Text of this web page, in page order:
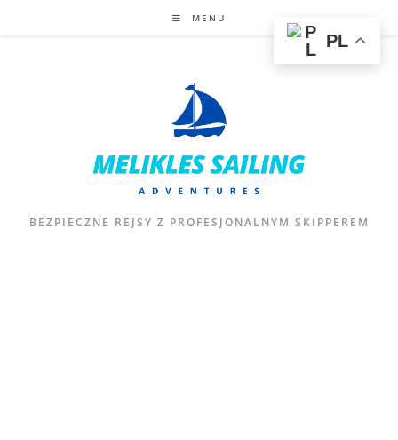
MENU
BEZPIECZNE REJSY Z PROFESJONALNYM SKIPPEREM
PL